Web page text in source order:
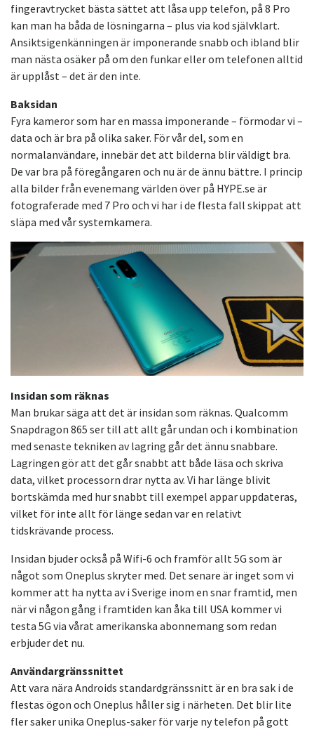
fingeravtrycket bästa sättet att låsa upp telefon, på 8 Pro
kan man ha båda de lösningarna – plus via kod självklart.
Ansiktsigenkänningen är imponerande snabb och ibland blir
man nästa osäker på om den funkar eller om telefonen alltid
är upplåst – det är den inte.
Baksidan
Fyra kameror som har en massa imponerande – förmodar vi –
data och är bra på olika saker. För vår del, som en
normalanvändare, innebär det att bilderna blir väldigt bra.
De var bra på föregångaren och nu är de ännu bättre. I princip
alla bilder från evenemang världen över på HYPE.se är
fotograferade med 7 Pro och vi har i de flesta fall skippat att
släpa med vår systemkamera.
Insidan som räknas
Man brukar säga att det är insidan som räknas. Qualcomm
Snapdragon 865 ser till att allt går undan och i kombination
med senaste tekniken av lagring går det ännu snabbare.
Lagringen gör att det går snabbt att både läsa och skriva
data, vilket processorn drar nytta av. Vi har länge blivit
bortskämda med hur snabbt till exempel appar uppdateras,
vilket för inte allt för länge sedan var en relativt
tidskrävande process.
Insidan bjuder också på Wifi-6 och framför allt 5G som är
något som Oneplus skryter med. Det senare är inget som vi
kommer att ha nytta av i Sverige inom en snar framtid, men
när vi någon gång i framtiden kan åka till USA kommer vi
testa 5G via vårat amerikanska abonnemang som redan
erbjuder det nu.
Användargränssnittet
Att vara nära Androids standardgränssnitt är en bra sak i de
flestas ögon och Oneplus håller sig i närheten. Det blir lite
fler saker unika Oneplus-saker för varje ny telefon på gott